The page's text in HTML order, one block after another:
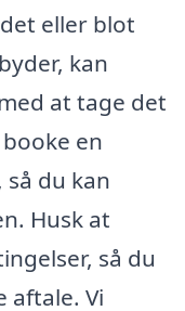
eller blot
kan
at tage det
en
du kan
Husk at
så du
aftale. Vi